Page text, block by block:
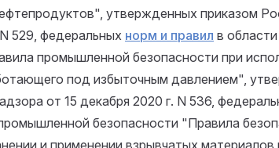
утвержденных приказом
529, федеральных норм и правил в
промышленной безопасности при
под избыточным давлением",
от 15 декабря 2020 г. N 536,
безопасности "Правила
и применении взрывчатых